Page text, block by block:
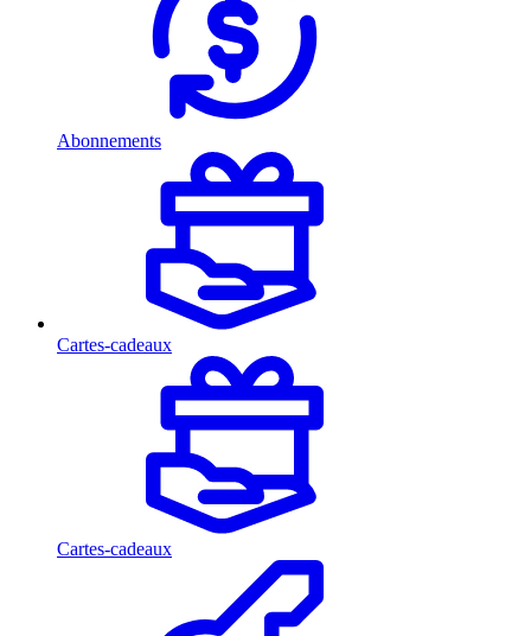
Abonnements
Cartes-cadeaux
Cartes-cadeaux